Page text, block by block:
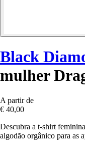
Black
mulher
A partir de
€ 40,00
Descubra a t-shirt
algodão orgânico para as